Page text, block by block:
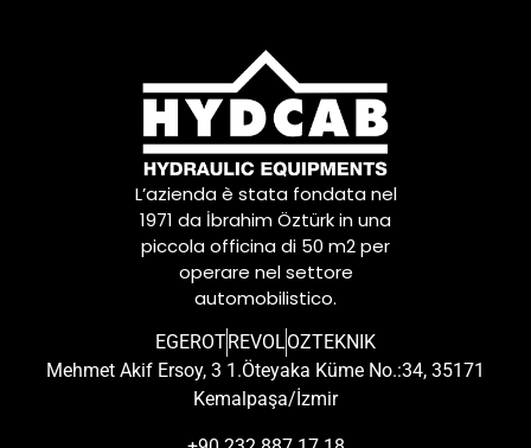
L’azienda è stata fondata nel
1971 da İbrahim Öztürk in una
piccola officina di 50 m2 per
operare nel settore
automobilistico.
EGEROTREVOLOZTEKNIK
Mehmet Akif Ersoy, 3 1.Öteyaka Küme No.:34, 35171
Kemalpaşa/İzmir